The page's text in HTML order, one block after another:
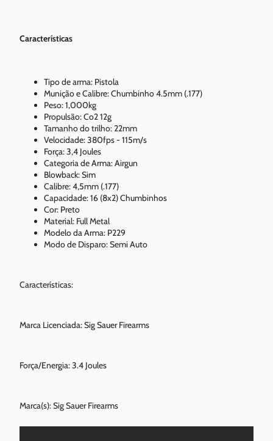
Características
Tipo de arma: Pistola
Munição e Calibre: Chumbinho 4.5mm (.177)
Peso: 1,000kg
Propulsão: Co2 12g
Tamanho do trilho: 22mm
Velocidade: 380fps - 115m/s
Força: 3,4 Joules
Categoria de Arma: Airgun
Blowback: Sim
Calibre: 4,5mm (.177)
Capacidade: 16 (8x2) Chumbinhos
Cor: Preto
Material: Full Metal
Modelo da Arma: P229
Modo de Disparo: Semi Auto
Características:
Marca Licenciada: Sig Sauer Firearms
Força/Energia: 3.4 Joules
Marca(s): Sig Sauer Firearms